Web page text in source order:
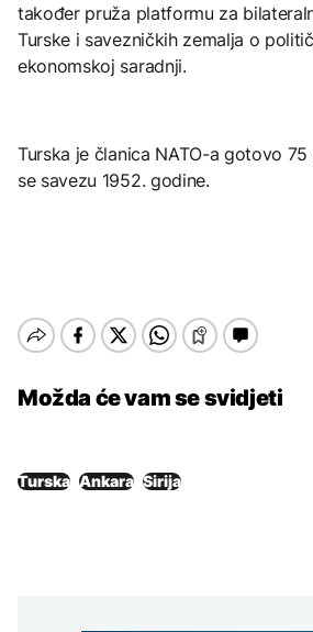
također pruža platformu za
Turske i savezničkih zemalja o
ekonomskoj saradnji.
Turska je članica NATO-a gotovo
se savezu 1952. godine.
Možda će vam se svidjeti
Turska Ankara Sirija